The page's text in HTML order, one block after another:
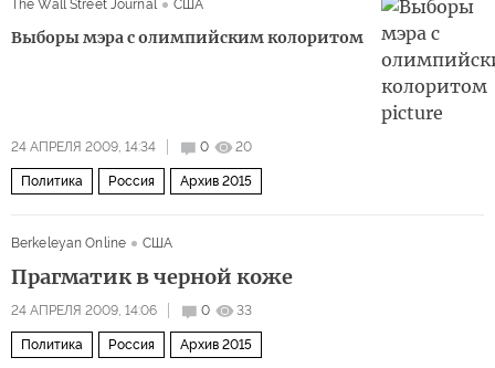
The Wall Street Journal США
Выборы мэра с олимпийским колоритом
24 АПРЕЛЯ 2009, 14:34 0 20
Политика Россия Архив 2015
Berkeleyan Online США
Прагматик в черной коже
24 АПРЕЛЯ 2009, 14:06 0 33
Политика Россия Архив 2015